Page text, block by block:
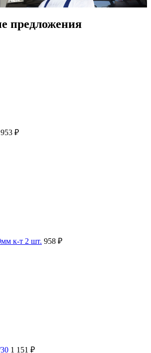
предложения
953 ₽
к-т 2 шт. 958 ₽
1 151 ₽